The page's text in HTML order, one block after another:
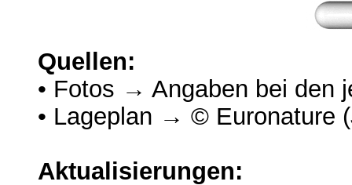
Quellen:
• Fotos → Angaben bei den
• Lageplan → © Euronature
Aktualisierungen: